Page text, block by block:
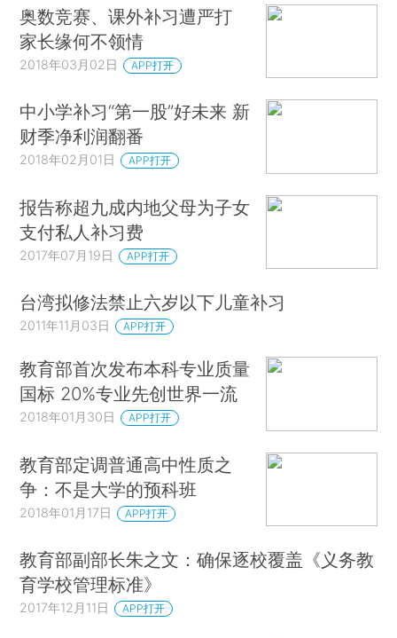
奥数竞赛、课外补习遭严打
家长缘何不领情
2018年03月02日 APP打开
中小学补习“第一股”好未来 新
财季净利润翻番
2018年02月01日 APP打开
报告称超九成内地父母为子女
支付私人补习费
2017年07月19日 APP打开
台湾拟修法禁止六岁以下儿童补习
2011年11月03日 APP打开
教育部首次发布本科专业质量
国标 20%专业先创世界一流
2018年01月30日 APP打开
教育部定调普通高中性质之
争：不是大学的预科班
2018年01月17日 APP打开
教育部副部长朱之文：确保逐校覆盖《义务教
育学校管理标准》
2017年12月11日 APP打开